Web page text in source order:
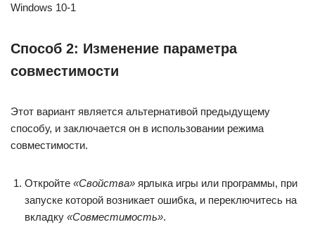
Способ 2: Изменение параметра
совместимости
Этот вариант является альтернативой предыдущему
способу, и заключается он в использовании режима
совместимости.
Откройте «Свойства» ярлыка игры или программы, при
запуске которой возникает ошибка, и переключитесь на
вкладку «Совместимость».